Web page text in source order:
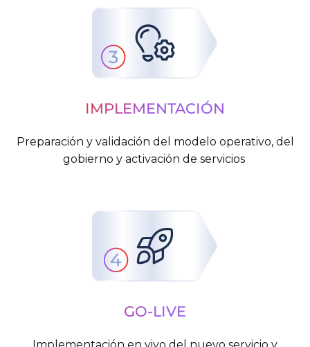
IMPLEMENTACIÓN
Preparación y validación del modelo operativo, del
gobierno y activación de servicios
GO-LIVE